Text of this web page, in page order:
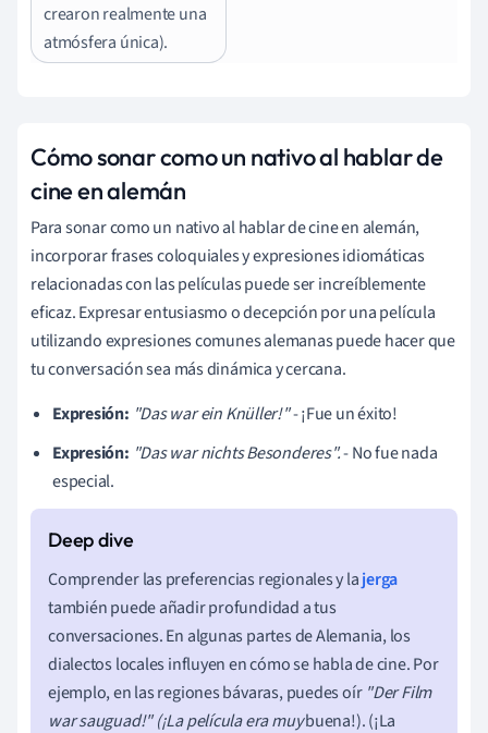
crearon realmente una
atmósfera única).
Cómo sonar como un nativo al hablar de
cine en alemán
Para sonar como un nativo al hablar de cine en alemán,
incorporar frases coloquiales y expresiones idiomáticas
relacionadas con las películas puede ser increíblemente
eficaz. Expresar entusiasmo o decepción por una película
utilizando expresiones comunes alemanas puede hacer que
tu conversación sea más dinámica y cercana.
Expresión: "Das war ein Knüller!"- ¡Fue un éxito!
Expresión: "Das war nichts Besonderes".- No fue nada
especial.
Comprender las preferencias regionales y lajerga
también puede añadir profundidad a tus
conversaciones. En algunas partes de Alemania, los
dialectos locales influyen en cómo se habla de cine. Por
ejemplo, en las regiones bávaras, puedes oír "Der Film
war sauguad!" (¡La película era muybuena!). (¡La